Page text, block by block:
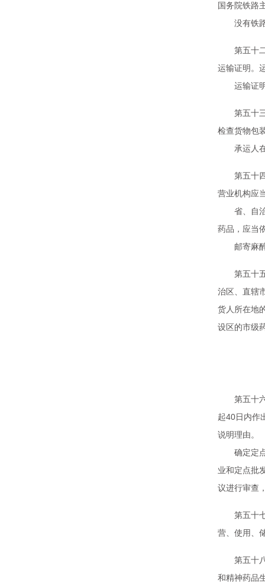
国务院铁路
没有铁路
第五十二
运输证明。
运输证明
第五十三
检查货物包
承运人在
第五十四
营业机构应
省、自治
药品，应当
邮寄麻醉
第五十五
治区、直辖
货人所在地
设区的市级
第五十六
起40日内作
说明理由。
确定定点
业和定点批
议进行审查
第五十七
营、使用、
第五十八
和精神药品